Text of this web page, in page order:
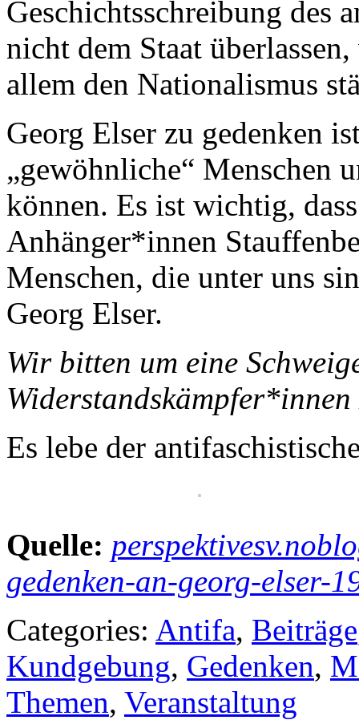
Geschichtsschreibung des
nicht dem Staat
allem den Nationalismus
Georg Elser zu gedenken
„gewöhnliche“ Menschen
können. Es ist wichtig,
Anhänger*innen
Menschen, die unter uns
Georg Elser.
Wir bitten um eine
Widerstandskämpfer*innen
Es lebe der
Quelle:
gedenken-an-georg-elser-
Categories: Antifa, Beiträge
Kundgebung, Gedenken,
Themen, Veranstaltung